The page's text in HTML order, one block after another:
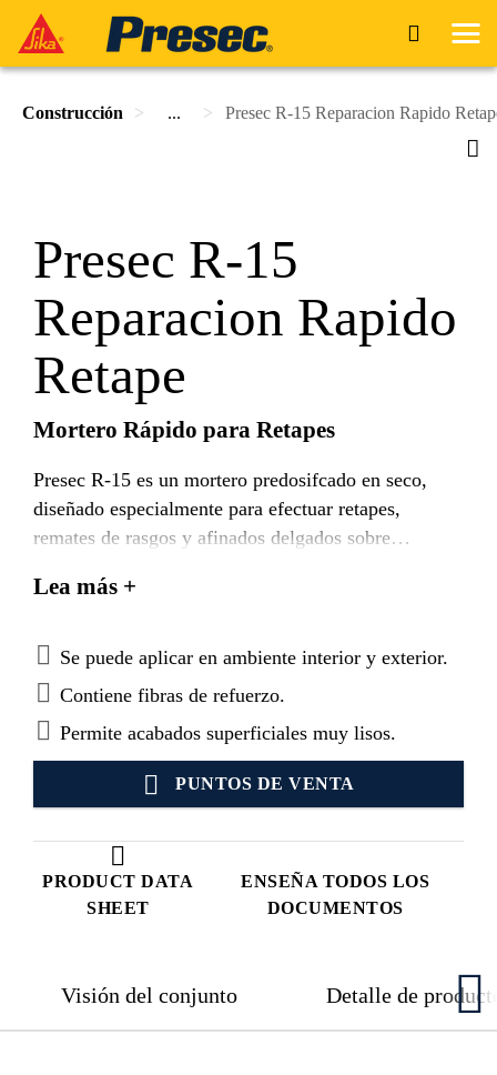
Construcción ... Presec R-15 Reparacion Rapido
PRODUCT DATA
SHEET
ENSEÑA TODOS LOS
DOCUMENTOS
Presec R-15
Reparacion Rapido
Retape
Mortero Rápido para Retapes
Presec R-15 es un mortero predosifcado en seco,
diseñado especialmente para efectuar retapes,
remates de rasgos y afinados delgados sobre
Lea más +
Se puede aplicar en ambiente interior y exterior.
Contiene fibras de refuerzo.
Permite acabados superficiales muy lisos.
PUNTOS DE VENTA
Visión del conjunto Detalle de